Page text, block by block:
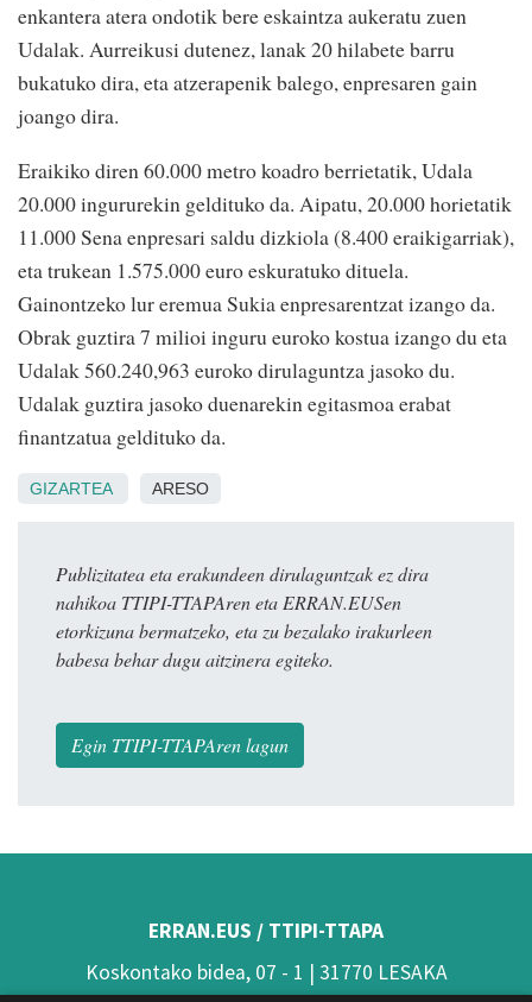
enkantera atera ondotik bere eskaintza aukeratu zuen
Udalak. Aurreikusi dutenez, lanak 20 hilabete barru
bukatuko dira, eta atzerapenik balego, enpresaren gain
joango dira.
Eraikiko diren 60.000 metro koadro berrietatik, Udala
20.000 ingururekin geldituko da. Aipatu, 20.000 horietatik
11.000 Sena enpresari saldu dizkiola (8.400 eraikigarriak),
eta trukean 1.575.000 euro eskuratuko dituela.
Gainontzeko lur eremua Sukia enpresarentzat izango da.
Obrak guztira 7 milioi inguru euroko kostua izango du eta
Udalak 560.240,963 euroko dirulaguntza jasoko du.
Udalak guztira jasoko duenarekin egitasmoa erabat
finantzatua geldituko da.
GIZARTEA ARESO
Publizitatea eta erakundeen dirulaguntzak ez dira
nahikoa TTIPI-TTAPAren eta ERRAN.EUSen
etorkizuna bermatzeko, eta zu bezalako irakurleen
babesa behar dugu aitzinera egiteko.
Egin TTIPI-TTAPAren lagun
ERRAN.EUS / TTIPI-TTAPA
Koskontako bidea, 07 - 1 | 31770 LESAKA